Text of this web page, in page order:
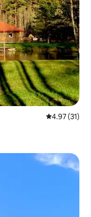
Calificación
4.97 (31)